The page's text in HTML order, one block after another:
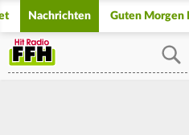
Nachrichten Guten Morgen